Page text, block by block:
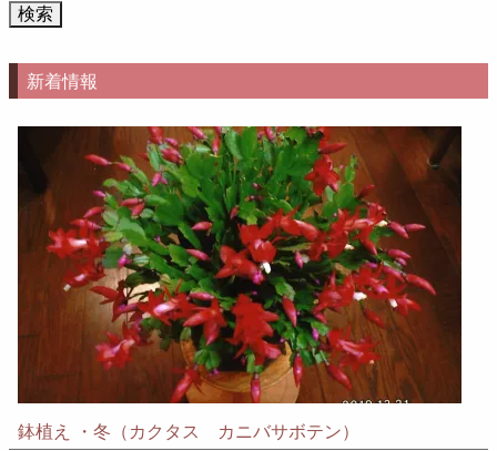
新着情報
鉢植え ・冬（カクタス カニバサボテン）